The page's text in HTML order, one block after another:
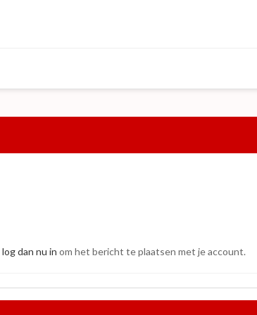
log dan nu in om het bericht te plaatsen met je account.